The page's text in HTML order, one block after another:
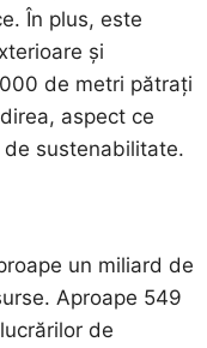
În plus, este
și
de metri pătrați
aspect ce
sustenabilitate.
un miliard de
Aproape 549
de